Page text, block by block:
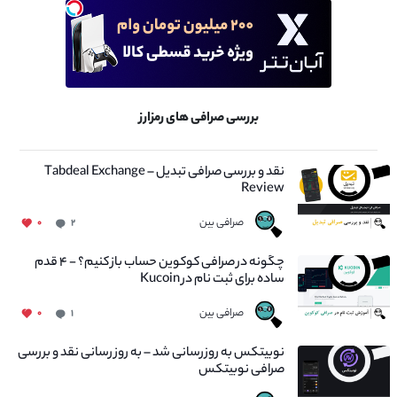
بررسی صرافی های رمزارز
نقد و بررسی صرافی تبدیل – Tabdeal Exchange
Review
صرافی بین ۲ ۰
چگونه در صرافی کوکوین حساب باز کنیم؟ - ۴ قدم
ساده برای ثبت نام در Kucoin
صرافی بین ۱ ۰
نوبیتکس به روزرسانی شد – به روز رسانی نقد و بررسی
صرافی نوبیتکس